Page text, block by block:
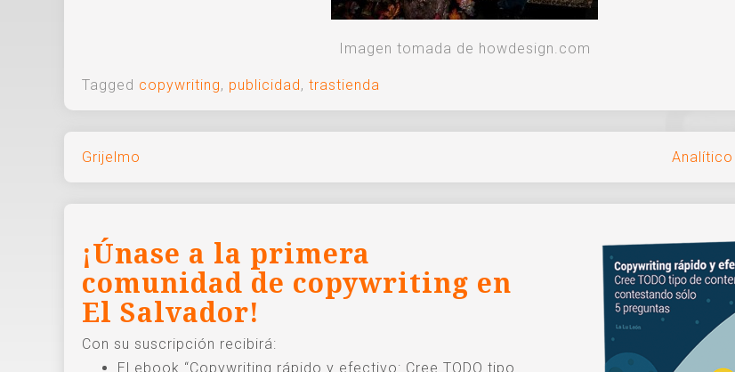
Imagen tomada de howdesign.com
Tagged copywriting, publicidad, trastienda
Navegación
de
Grijelmo
¡Únase a la primera
comunidad de copywriting en
El Salvador!
Con su suscripción recibirá:
El ebook “Copywriting rápido y efectivo: Cree TODO tipo